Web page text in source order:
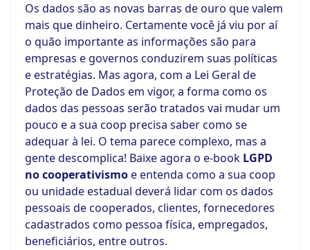
Os dados são as novas barras de ouro que valem
mais que dinheiro. Certamente você já viu por aí
o quão importante as informações são para
empresas e governos conduzirem suas políticas
e estratégias. Mas agora, com a Lei Geral de
Proteção de Dados em vigor, a forma como os
dados das pessoas serão tratados vai mudar um
pouco e a sua coop precisa saber como se
adequar à lei. O tema parece complexo, mas a
gente descomplica! Baixe agora o e-book LGPD
no cooperativismoe entenda como a sua coop
ou unidade estadual deverá lidar com os dados
pessoais de cooperados, clientes, fornecedores
cadastrados como pessoa física, empregados,
beneficiários, entre outros.